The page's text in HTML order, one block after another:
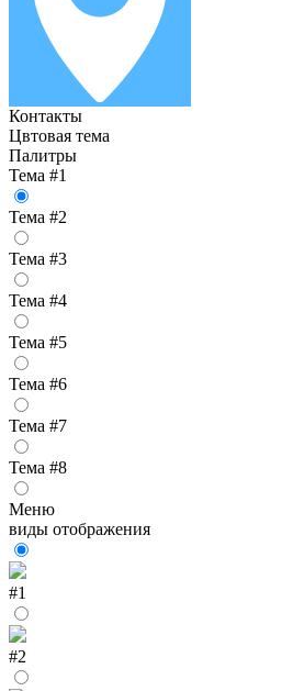
Контакты
Цвтовая тема
Палитры
Тема #1
Тема #2
Тема #3
Тема #4
Тема #5
Тема #6
Тема #7
Тема #8
Меню
виды отображения
#1
#2